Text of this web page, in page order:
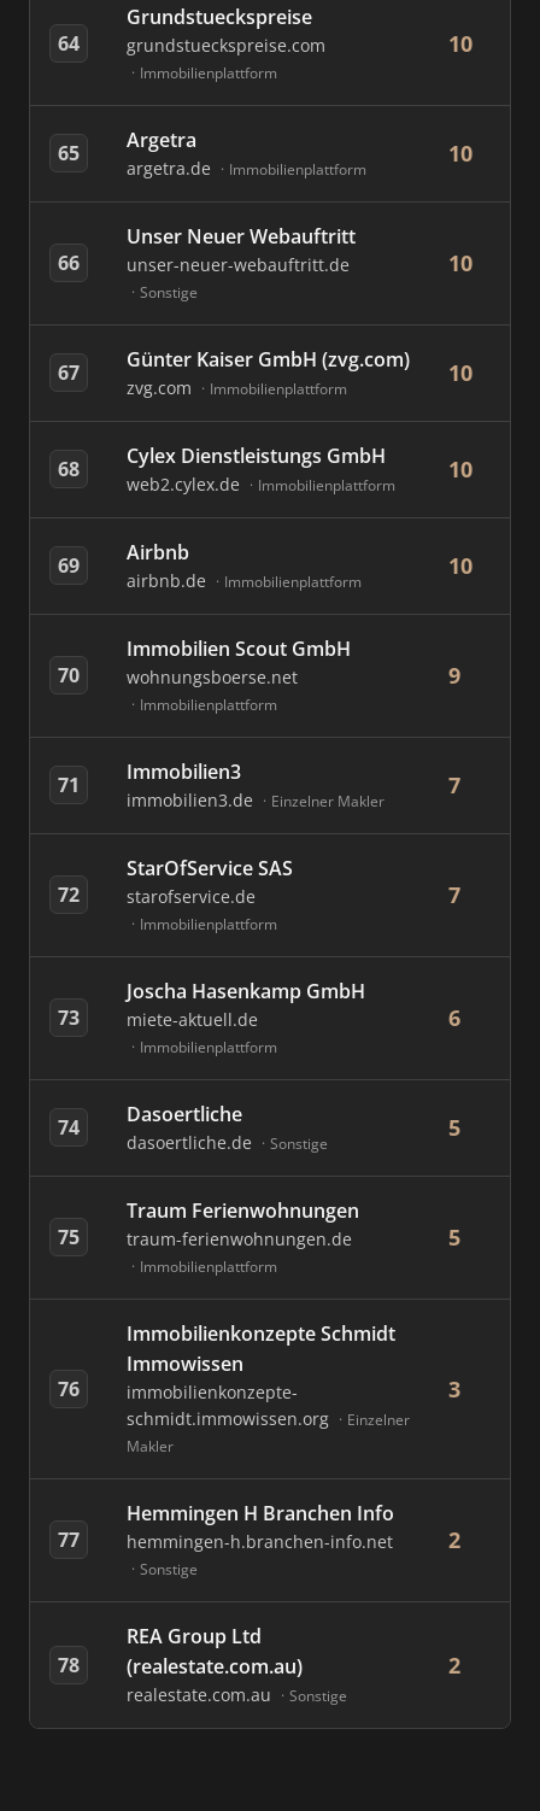
64
Grundstueckspreise
grundstueckspreise.com
Immobilienplattform
10
65 Argetra
argetra.de Immobilienplattform
10
66
Unser Neuer Webauftritt
unser-neuer-webauftritt.de
Sonstige
10
67 Günter Kaiser GmbH (zvg.com)
zvg.com Immobilienplattform
10
68 Cylex Dienstleistungs GmbH
web2.cylex.de Immobilienplattform
10
69 Airbnb
airbnb.de Immobilienplattform
10
70
Immobilien Scout GmbH
wohnungsboerse.net
Immobilienplattform
9
71 Immobilien3
immobilien3.de Einzelner Makler
7
72
StarOfService SAS
starofservice.de
Immobilienplattform
7
73
Joscha Hasenkamp GmbH
miete-aktuell.de
Immobilienplattform
6
74 Dasoertliche
dasoertliche.de Sonstige
5
75
Traum Ferienwohnungen
traum-ferienwohnungen.de
Immobilienplattform
5
76
Immobilienkonzepte Schmidt
Immowissen
immobilienkonzepte-
schmidt.immowissen.org
Einzelner
Makler
3
77
Hemmingen H Branchen Info
hemmingen-h.branchen-info.net
Sonstige
2
78
REA Group Ltd
(realestate.com.au)
realestate.com.au Sonstige
2